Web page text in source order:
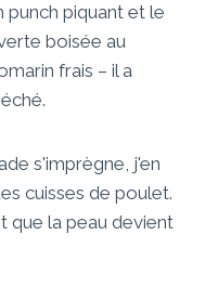
piquant et le
boisée au
frais – il a
s'imprègne, j'en
cuisses de poulet.
que la peau devient